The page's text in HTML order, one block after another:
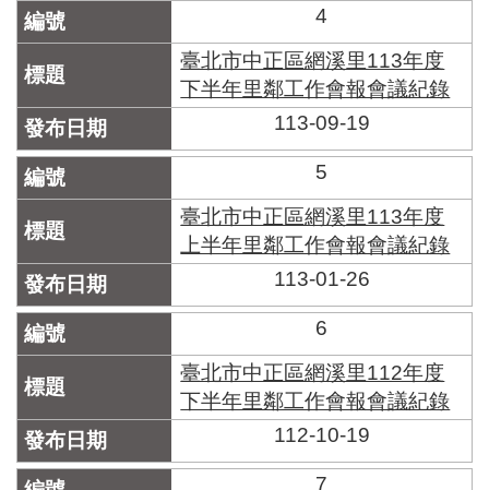
里
界
北
市
鄰
長
冊
4
臺北市中正區網溪里113年度
下半年里鄰工作會報會議紀錄
113-09-19
5
臺北市中正區網溪里113年度
上半年里鄰工作會報會議紀錄
113-01-26
6
臺北市中正區網溪里112年度
下半年里鄰工作會報會議紀錄
112-10-19
7